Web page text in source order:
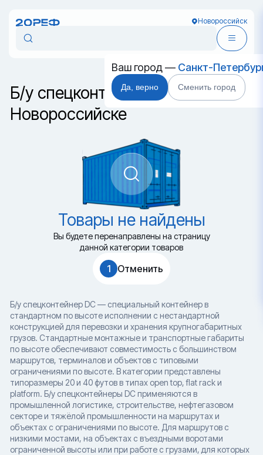
Новороссийск
Ваш город — Санкт-
Да, верно Сменить город
Б/у спецконтейнер DC в
Новороссийске
Товары не найдены
Вы будете перенаправлены на страницу
данной категории товаров
1 Отменить
Б/у спецконтейнер DC — специальный контейнер в
стандартном по высоте исполнении с нестандартной
конструкцией для перевозки и хранения крупногабаритных
грузов. Стандартные монтажные и транспортные габариты
по высоте обеспечивают совместимость с большинством
маршрутов, терминалов и объектов с типовыми
ограничениями по высоте. В категории представлены
типоразмеры 20 и 40 футов в типах open top, flat rack и
platform. Б/у спецконтейнеры DC применяются в
промышленной логистике, строительстве, нефтегазовом
секторе и тяжёлой промышленности на маршрутах и
объектах с ограничениями по высоте. Для маршрутов с
низкими мостами, на объектах с въездными воротами
ограниченной высоты или при работе с грузами, для которых